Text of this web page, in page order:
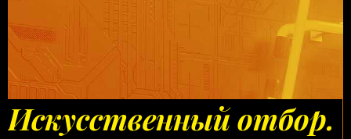
Искусственный отбор.